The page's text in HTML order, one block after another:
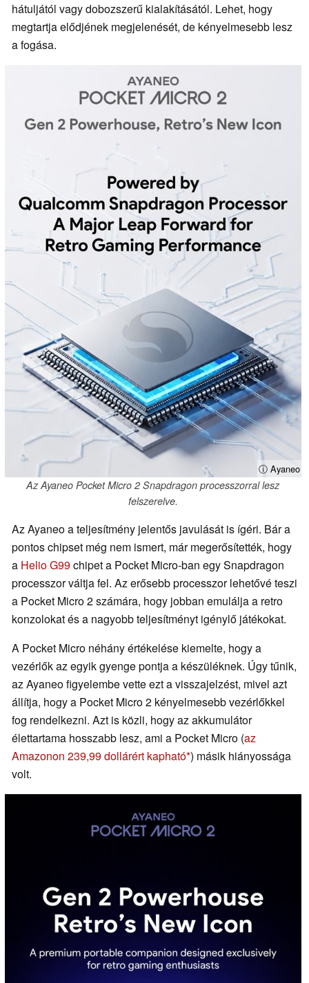
hátuljától vagy dobozszerű kialakításától. Lehet, hogy
megtartja elődjének megjelenését, de kényelmesebb lesz
a fogása.
ⓘ Ayaneo
Az Ayaneo Pocket Micro 2 Snapdragon processzorral lesz
felszerelve.
Az Ayaneo a teljesítmény jelentős javulását is ígéri. Bár a
pontos chipset még nem ismert, már megerősítették, hogy
a Helio G99chipet a Pocket Micro-ban egy Snapdragon
processzor váltja fel. Az erősebb processzor lehetővé teszi
a Pocket Micro 2 számára, hogy jobban emulálja a retro
konzolokat és a nagyobb teljesítményt igénylő játékokat.
A Pocket Micro néhány értékelése kiemelte, hogy a
vezérlők az egyik gyenge pontja a készüléknek. Úgy tűnik,
az Ayaneo figyelembe vette ezt a visszajelzést, mivel azt
állítja, hogy a Pocket Micro 2 kényelmesebb vezérlőkkel
fog rendelkezni. Azt is közli, hogy az akkumulátor
élettartama hosszabb lesz, ami a Pocket Micro (az
Amazonon 239,99 dollárért kapható ) másik hiányossága
volt.